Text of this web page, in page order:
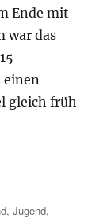
Ende mit
war das
einen
gleich früh
,Jugend,